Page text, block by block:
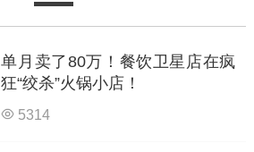
单月卖了80万！餐饮卫星店在疯
狂“绞杀”火锅小店！
5314